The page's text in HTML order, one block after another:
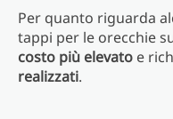
Per quanto riguarda
tappi per le orecchie
costo più elevato e
realizzati.